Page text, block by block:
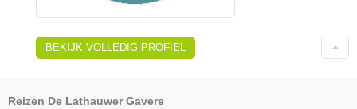
BEKIJK VOLLEDIG PROFIEL
Reizen De Lathauwer Gavere